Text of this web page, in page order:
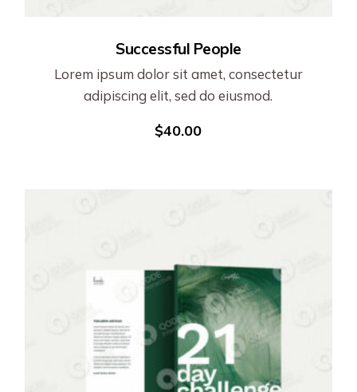
Successful People
Lorem ipsum dolor sit amet, consectetur
adipiscing elit, sed do eiusmod.
$40.00